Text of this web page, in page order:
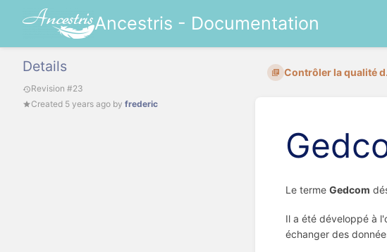
Ancestris - Documentation
Details
Revision #23
Created 5 years ago by frederic
Contrôler la qualité
Le terme Gedcom
Il a été développé à
échanger des